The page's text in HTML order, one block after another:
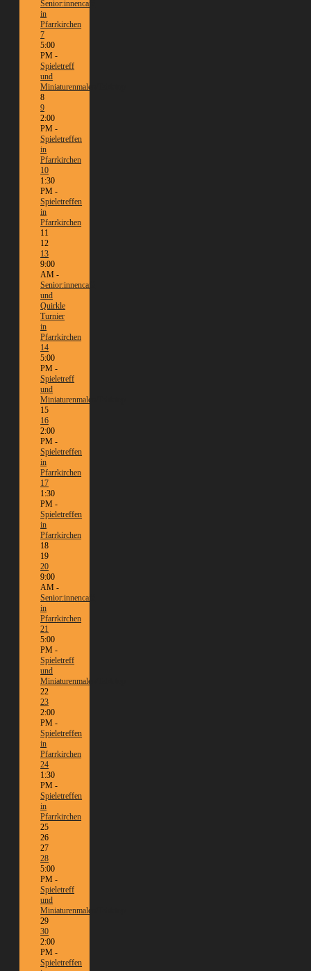
Senior:innencafé
in
Pfarrkirchen
7
5:00
PM -
Spieletreff
und
Miniaturenmalen/Tabletop
8
9
2:00
PM -
Spieletreffen
in
Pfarrkirchen
10
1:30
PM -
Spieletreffen
in
Pfarrkirchen
11
12
13
9:00
AM -
Senior:innencafé
und
Quirkle
Turnier
in
Pfarrkirchen
14
5:00
PM -
Spieletreff
und
Miniaturenmalen/Tabletop
15
16
2:00
PM -
Spieletreffen
in
Pfarrkirchen
17
1:30
PM -
Spieletreffen
in
Pfarrkirchen
18
19
20
9:00
AM -
Senior:innencafé
in
Pfarrkirchen
21
5:00
PM -
Spieletreff
und
Miniaturenmalen/Tabletop
22
23
2:00
PM -
Spieletreffen
in
Pfarrkirchen
24
1:30
PM -
Spieletreffen
in
Pfarrkirchen
25
26
27
28
5:00
PM -
Spieletreff
und
Miniaturenmalen/Tabletop
29
30
2:00
PM -
Spieletreffen